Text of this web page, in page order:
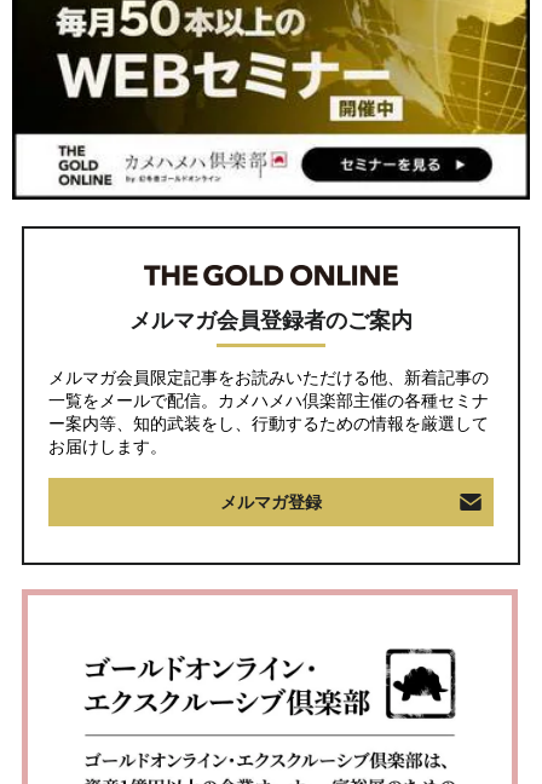
メルマガ会員登録者のご案内
メルマガ会員限定記事をお読みいただける他、新着記事の
一覧をメールで配信。カメハメハ倶楽部主催の各種セミナ
ー案内等、知的武装をし、行動するための情報を厳選して
お届けします。
メルマガ登録